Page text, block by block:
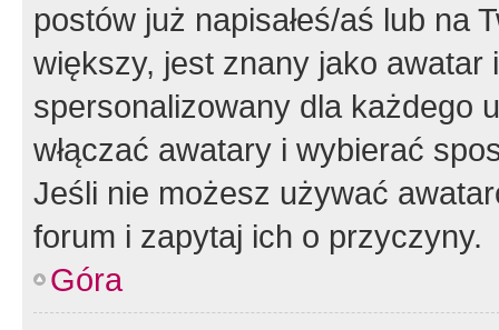
postów już napisałeś/aś lub na
większy, jest znany jako
spersonalizowany dla każdego
włączać awatary i wybierać
Jeśli nie możesz używać
forum i zapytaj ich o przyczyny.
Góra